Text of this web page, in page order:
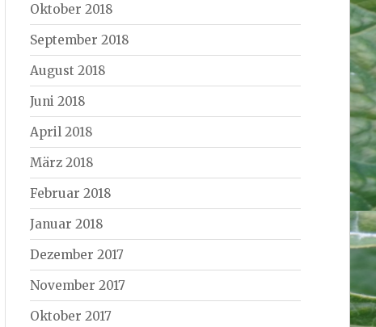
Oktober 2018
September 2018
August 2018
Juni 2018
April 2018
März 2018
Februar 2018
Januar 2018
Dezember 2017
November 2017
Oktober 2017